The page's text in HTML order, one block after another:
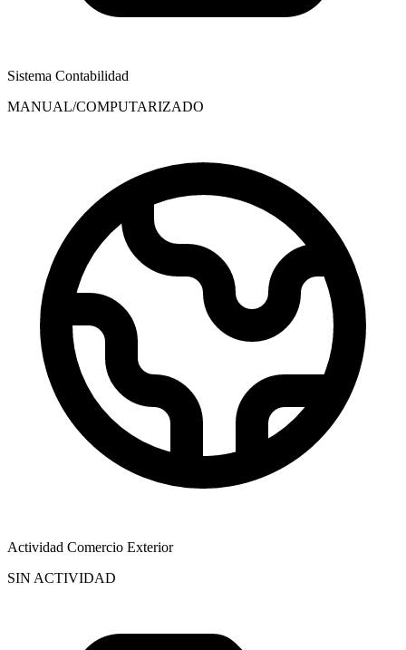
Sistema Contabilidad
MANUAL/COMPUTARIZADO
Actividad Comercio Exterior
SIN ACTIVIDAD